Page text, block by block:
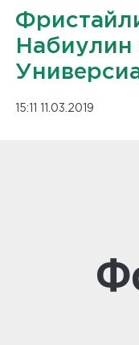
Набиулин
15:11 11.03.2019